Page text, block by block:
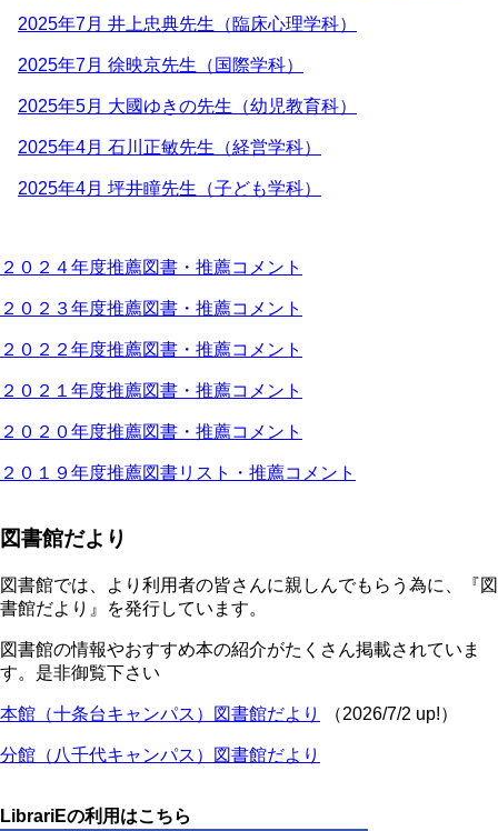
2025年7月 井上忠典先生（臨床心理学科）
2025年7月 徐映京先生（国際学科）
2025年5月 大國ゆきの先生（幼児教育科）
2025年4月 石川正敏先生（経営学科）
2025年4月 坪井瞳先生（子ども学科）
２０２４年度推薦図書・推薦コメント
２０２３年度推薦図書・推薦コメント
２０２２年度推薦図書・推薦コメント
２０２１年度推薦図書・推薦コメント
２０２０年度推薦図書・推薦コメント
２０１９年度推薦図書リスト・推薦コメント
図書館だより
図書館では、より利用者の皆さんに親しんでもらう為に、『図
書館だより』を発行しています。
図書館の情報やおすすめ本の紹介がたくさん掲載されていま
す。是非御覧下さい
本館（十条台キャンパス）図書館だより （2026/7/2 up!）
分館（八千代キャンパス）図書館だより
LibrariEの利用はこちら